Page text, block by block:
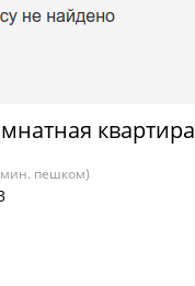
квартира
пешком)